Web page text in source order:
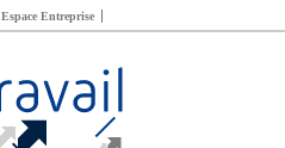
Espace Entreprise